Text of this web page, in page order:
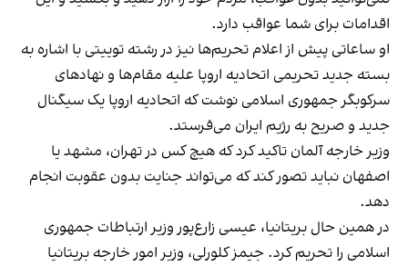
اقدامات برای شما عواقب دارد.
او ساعاتی پیش از اعلام تحریم‌ها نیز در رشته توییتی با اشاره به
بسته جدید تحریمی اتحادیه اروپا علیه مقام‌ها و نهادهای
سرکوبگر جمهوری اسلامی نوشت که اتحادیه اروپا یک سیگنال
جدید و صریح به رژیم ایران می‌فرستد.
وزیر خارجه آلمان تاکید کرد که هیچ کس در تهران، مشهد یا
اصفهان نباید تصور کند که می‌تواند جنایت بدون عقوبت انجام
دهد.
در همین حال بریتانیا، عیسی زارع‌پور وزیر ارتباطات جمهوری
اسلامی را تحریم کرد. جیمز کلورلی، وزیر امور خارجه بریتانیا